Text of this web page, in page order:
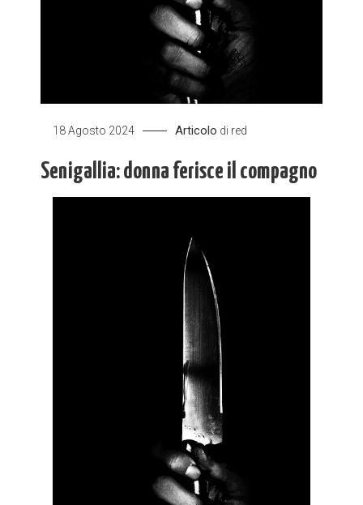
18 Agosto 2024 Articolo di red
Senigallia: donna ferisce il compagno